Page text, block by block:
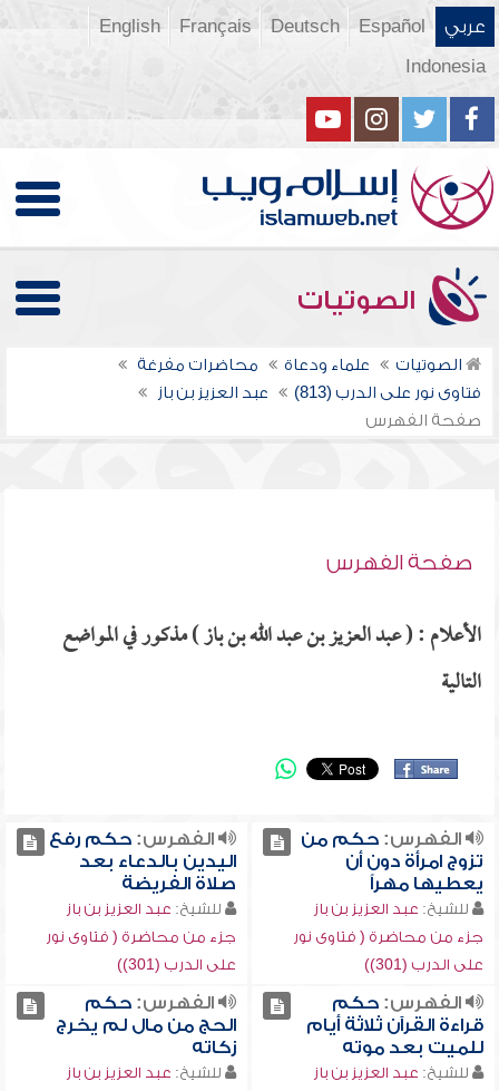
عربي Español
Deutsch
Français
English
Indonesia
الصوتيات
الصوتيات علماء ودعاة
محاضرات مفرغة
فتاوى نور على الدرب (813)
عبد العزيز بن باز
صفحة الفهرس
صفحة الفهرس
الأعلام : ( عبد العزيز بن عبد الله بن باز ) مذكور في المواضع
التالية
الفهرس:حكم من
تزوج امرأة دون أن
يعطيها مهراً
للشيخ: عبد العزيز بن باز
جزء من محاضرة ( فتاوى نور
على الدرب (301))
الفهرس:حكم رفع
اليدين بالدعاء بعد
صلاة الفريضة
للشيخ: عبد العزيز بن باز
جزء من محاضرة ( فتاوى نور
على الدرب (301))
الفهرس:حكم
قراءة القرآن ثلاثة أيام
للميت بعد موته
للشيخ: عبد العزيز بن باز
الفهرس:حكم
الحج من مال لم يخرج
زكاته
للشيخ: عبد العزيز بن باز